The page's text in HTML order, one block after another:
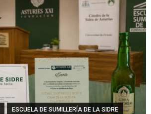
ESCUELA DE SUMILLERÍA DE LA SIDRE